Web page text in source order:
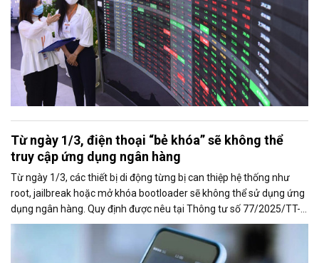
Từ ngày 1/3, điện thoại “bẻ khóa” sẽ không thể
truy cập ứng dụng ngân hàng
Từ ngày 1/3, các thiết bị di động từng bị can thiệp hệ thống như
root, jailbreak hoặc mở khóa bootloader sẽ không thể sử dụng ứng
dụng ngân hàng. Quy định được nêu tại Thông tư số 77/2025/TT-
NHNN của Ngân hàng Nhà nước, sửa đổi, bổ sung một số điều của
Thông tư 50/2024/TT-NHNN về an toàn, bảo mật trong cung ứng
dịch vụ trực tuyến ngành ngân hàng